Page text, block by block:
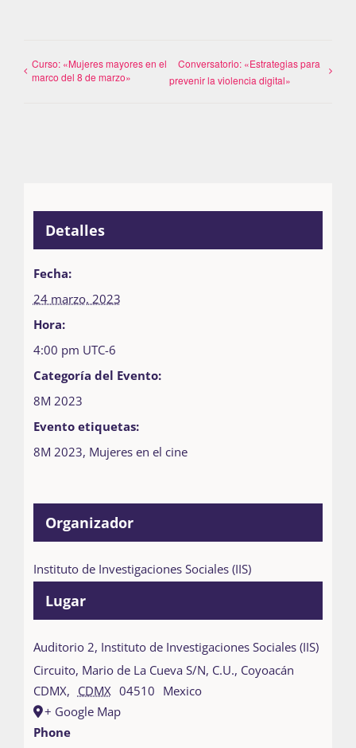
Curso: «Mujeres mayores en el
marco del 8 de marzo»
Conversatorio: «Estrategias para
prevenir la violencia digital»
Detalles
Fecha:
24 marzo, 2023
Hora:
4:00 pm UTC-6
Categoría del Evento:
8M 2023
Evento etiquetas:
8M 2023, Mujeres en el cine
Lugar
Auditorio 2, Instituto de Investigaciones Sociales (IIS)
Circuito, Mario de La Cueva S/N, C.U., Coyoacán
CDMX, CDMX 04510 Mexico
+ Google Map
Phone
Organizador
Instituto de Investigaciones Sociales (IIS)